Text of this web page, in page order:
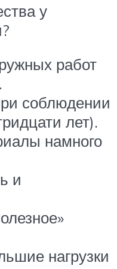
у
работ
соблюдении
лет).
намного
и
нагрузки